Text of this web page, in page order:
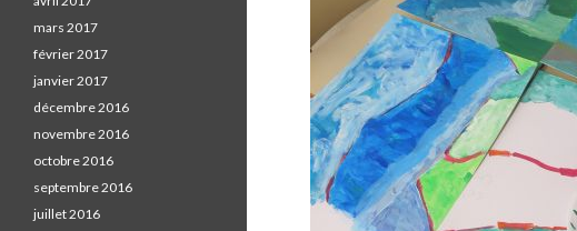
mars 2017
février 2017
janvier 2017
décembre 2016
novembre 2016
octobre 2016
septembre 2016
juillet 2016